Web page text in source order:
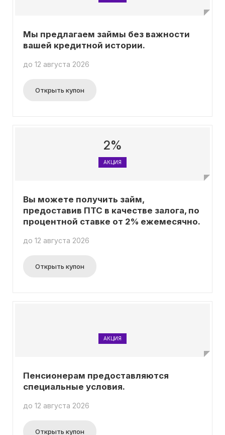
Мы предлагаем займы без важности
вашей кредитной истории.
до 12 августа 2026
Открыть купон
2%
АКЦИЯ
Вы можете получить займ,
предоставив ПТС в качестве залога, по
процентной ставке от 2% ежемесячно.
до 12 августа 2026
Открыть купон
АКЦИЯ
Пенсионерам предоставляются
специальные условия.
до 12 августа 2026
Открыть купон